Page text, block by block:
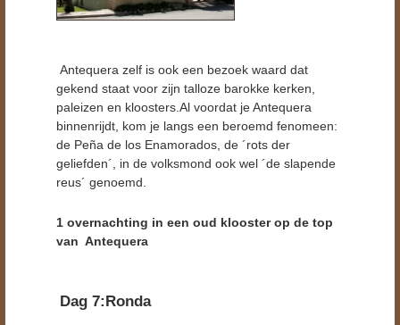
Antequera zelf is ook een bezoek waard dat
gekend staat voor zijn talloze barokke kerken,
paleizen en kloosters.Al voordat je Antequera
binnenrijdt, kom je langs een beroemd fenomeen:
de Peña de los Enamorados, de ´rots der
geliefden´, in de volksmond ook wel ´de slapende
reus´ genoemd.
1 overnachting in een oud klooster op de top
van Antequera
Dag 7:Ronda